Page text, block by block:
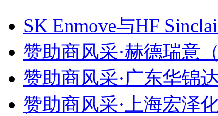
SK Enmove与HF
赞助商风采·赫德瑞意
赞助商风采·广东华锦
赞助商风采·上海宏泽